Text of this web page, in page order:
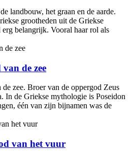
landbouw, het graan en de aarde.
grootheden uit de Griekse
belangrijk. Vooral haar rol als
de zee
zee. Broer van de oppergod Zeus
In de Griekse mythologie is Poseidon
één van zijn bijnamen was de
van het vuur